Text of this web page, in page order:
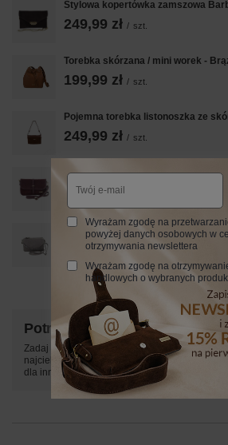
Stylowa kopertówka zamszowa
249,99 zł / szt.
Torebka skórzana / mini worek -
199,99 zł / szt.
Pojemna torebka listonoszka ze
249,99 zł / szt.
Zamszowa torebka damska
250,00 zł
Modna włoska listonoszka
jasna
189,99 zł
Potrzebujesz pomocy? Masz
Zadaj pytanie a my odpowiemy niezwłocznie,
najciekawsze pytania i odpowiedzi publikując
dla innych.
Wyrażam zgodę na
powyżej danych osobowych w
otrzymywania newslettera
Wyrażam zgodę na
handlowych o wybranych